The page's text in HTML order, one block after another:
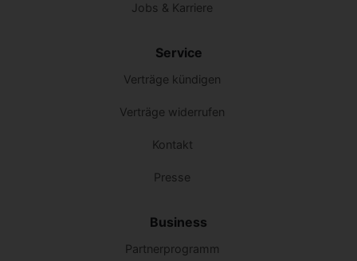
Jobs & Karriere
Service
Verträge kündigen
Verträge widerrufen
Kontakt
Presse
Business
Partnerprogramm